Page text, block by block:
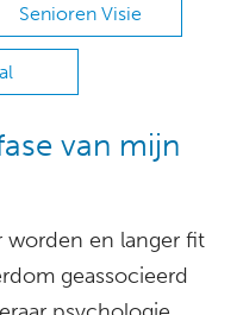
Senioren Visie
van mijn
worden en langer fit
geassocieerd